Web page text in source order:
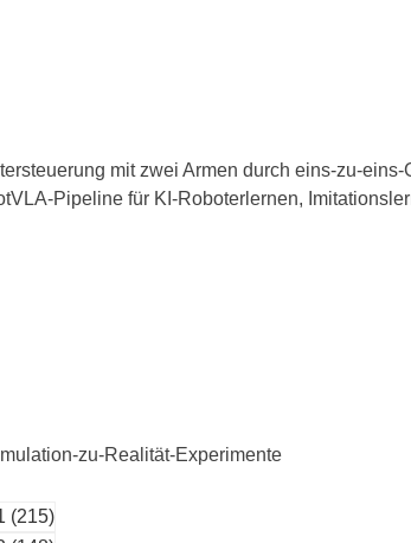
mit zwei Armen durch eins-zu-
Pipeline für KI-Roboterlernen,
zu-Realität-Experimente